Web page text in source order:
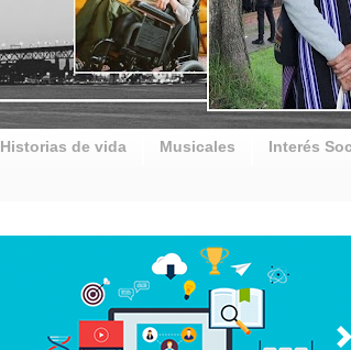
Historias de vida Musicales Interés